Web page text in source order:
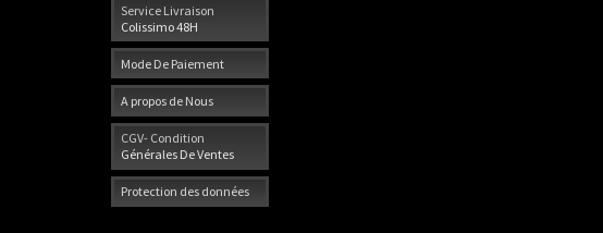
Service Livraison
Colissimo 48H
Mode De Paiement
A propos de Nous
CGV- Condition
Générales De Ventes
Protection des données